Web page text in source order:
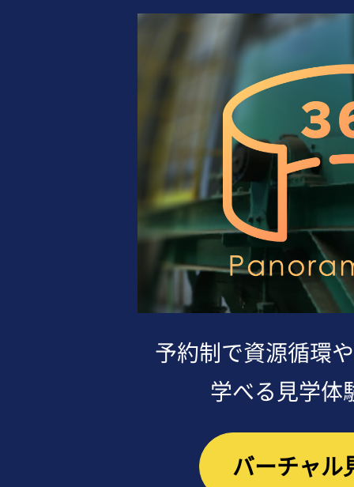
予約制で資源循環
学べる見学体
バーチャル